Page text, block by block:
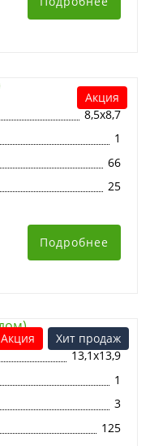
Акция
8,5х8,7
1
66
25
Подробнее
Акция
Хит продаж
13,1х13,9
1
3
125